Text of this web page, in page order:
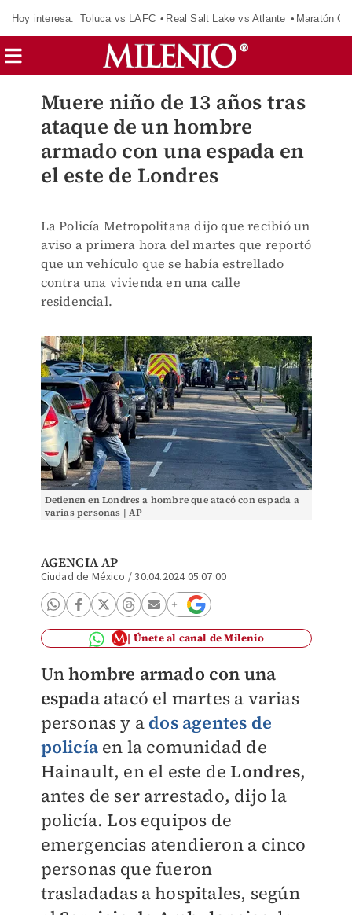
Hoy interesa: Toluca vs LAFC Real Salt Lake vs Atlante Maratón
Muere niño de 13 años tras
ataque de un hombre
armado con una espada en
el este de Londres
La Policía Metropolitana dijo que recibió un
aviso a primera hora del martes que reportó
que un vehículo que se había estrellado
contra una vivienda en una calle
residencial.
Detienen en Londres a hombre que atacó con espada a
varias personas | AP
AGENCIA AP
Ciudad de México /30.04.2024 05:07:00
Únete al canal de Milenio
Unhombre armado con una
espadaatacó el martes a varias
personas y a dos agentes de
policíaen la comunidad de
Hainault, en el este deLondres,
antes de ser arrestado, dijo la
policía. Los equipos de
emergencias atendieron a cinco
personas que fueron
trasladadas a hospitales, según